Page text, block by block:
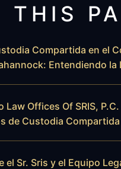
THIS
Compartida en el
Entendiendo la
Law Offices Of SRIS,
de Custodia Compartida
el Sr. Sris y el Equipo